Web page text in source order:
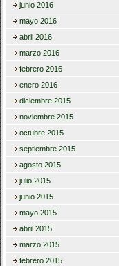
junio 2016
mayo 2016
abril 2016
marzo 2016
febrero 2016
enero 2016
diciembre 2015
noviembre 2015
octubre 2015
septiembre 2015
agosto 2015
julio 2015
junio 2015
mayo 2015
abril 2015
marzo 2015
febrero 2015